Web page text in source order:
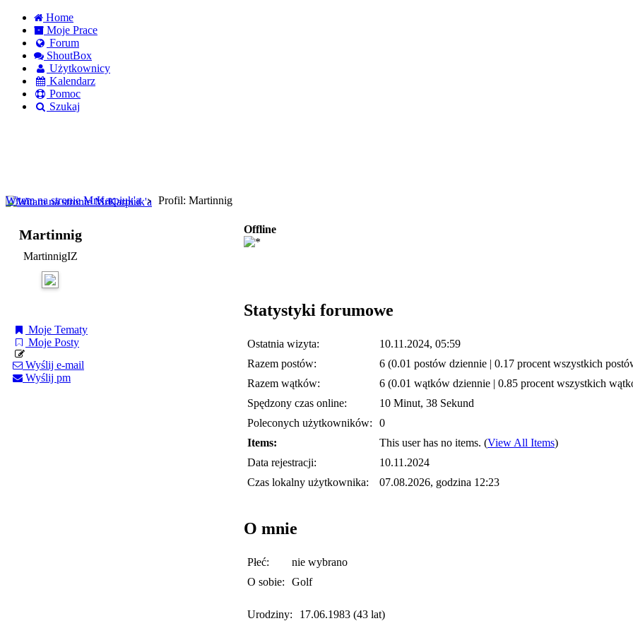
Home
Moje Prace
Forum
ShoutBox
Użytkownicy
Kalendarz
Pomoc
Szukaj
Witam na stronie MrKarpiuk'a
Profil: Martinnig
Martinnig
MartinnigIZ
Moje Tematy
Moje Posty
Wyślij e-mail
Wyślij pm
Offline
Statystyki forumowe
Ostatnia wizyta:
10.11.2024, 05:59
Razem postów:
6 (0.01 postów dziennie | 0.17 procent wszystkich
Razem wątków:
6 (0.01 wątków dziennie | 0.85 procent wszystkich
Spędzony czas online:
10 Minut, 38 Sekund
Poleconych użytkowników:
0
Items:
This user has no items. (View All Items)
Data rejestracji:
10.11.2024
Czas lokalny użytkownika:
07.08.2026, godzina 12:23
O mnie
Płeć:
nie wybrano
O sobie:
Golf
Urodziny: 17.06.1983 (43 lat)